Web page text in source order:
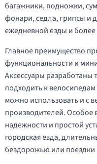
багажники, подножки,
фонари, седла, грипсы и
ежедневной езды и
Главное преимущество
функциональности и
Аксессуары
подходить к
можно использовать и с
производителей. Особое
надежности и простой
городская езда,
бездорожью или поездки